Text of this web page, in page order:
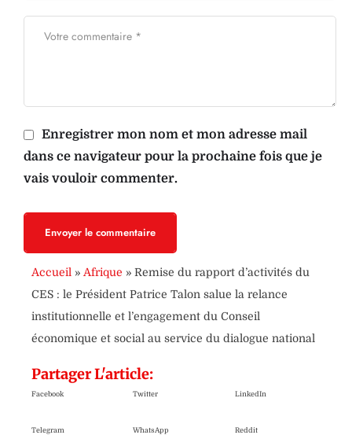
Enregistrer mon nom et mon adresse mail
dans ce navigateur pour la prochaine fois que je
vais vouloir commenter.
Envoyer le commentaire
Accueil » Afrique » Remise du rapport d’activités du
CES : le Président Patrice Talon salue la relance
institutionnelle et l’engagement du Conseil
économique et social au service du dialogue national
Partager L'article:
Facebook Twitter LinkedIn
Telegram WhatsApp Reddit